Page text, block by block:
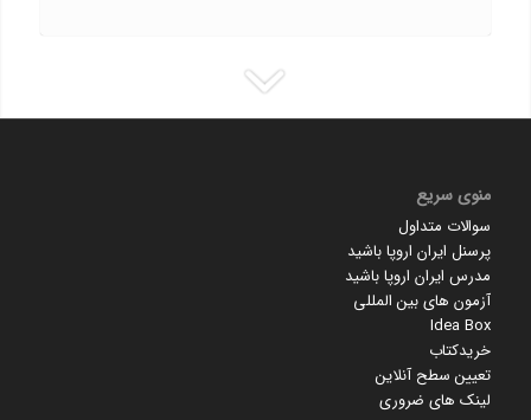
منوی سریع
سوالات متداول
پرسنل ایران اروپا باشید
مدرس ایران اروپا باشید
آزمون های بین المللی
Idea Box
خریدکتاب
تعیین سطح آنلاین
لینک های ضروری